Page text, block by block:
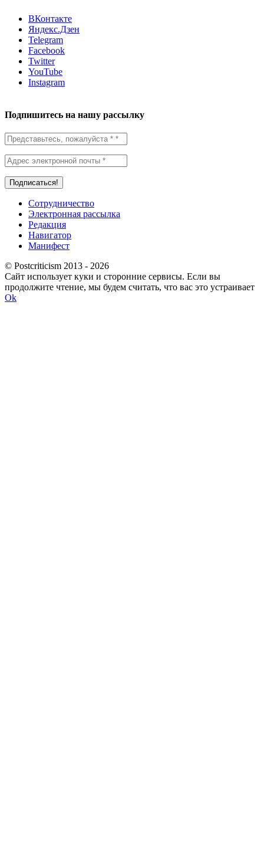
ВКонтакте
Яндекс.Дзен
Telegram
Facebook
Twitter
YouTube
Instagram
Подпишитесь на нашу рассылку
Сотрудничество
Электронная рассылка
Редакция
Навигатор
Манифест
© Postcriticism 2013 - 2026
Сайт использует куки и сторонние сервисы. Если вы
продолжите чтение, мы будем считать, что вас это устраивает
Ok